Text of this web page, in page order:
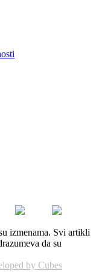
izmenama. Svi artikli
da su
by Cubes